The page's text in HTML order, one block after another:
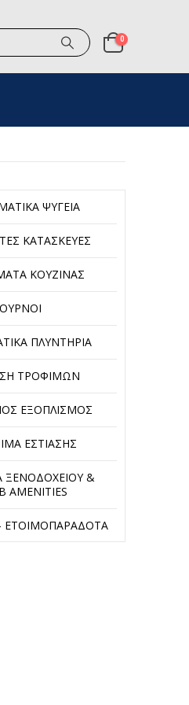
0
ΨΥΓΕΊΑ
ΚΑΤΑΣΚΕΥΈΣ
ΚΟΥΖΊΝΑΣ
ΠΛΥΝΤΉΡΙΑ
ΤΡΟΦΊΜΩΝ
ΕΞΟΠΛΙΣΜΌΣ
ΕΣΤΊΑΣΗΣ
ΞΕΝΟΔΟΧΕΊΟΥ &
AMENITIES
ΕΤΟΙΜΟΠΑΡΆΔΟΤΑ